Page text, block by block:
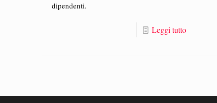
dipendenti.
Leggi tutto